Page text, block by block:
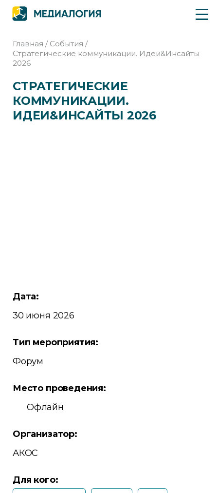
Главная / События /
Стратегические коммуникации. Идеи&Инсайты
2026
СТРАТЕГИЧЕСКИЕ
КОММУНИКАЦИИ.
ИДЕИ&ИНСАЙТЫ 2026
Дата:
30 июня 2026
Тип мероприятия:
Форум
Место проведения:
Офлайн
Организатор:
АКОС
Для кого: